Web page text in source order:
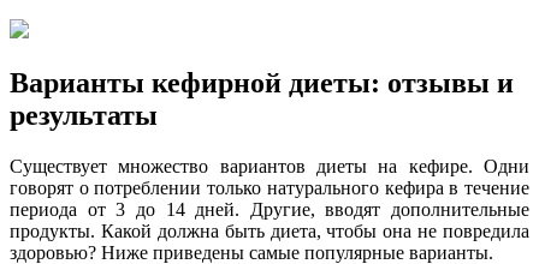
Варианты кефирной диеты: отзывы и
результаты
Существует множество вариантов диеты на кефире. Одни
говорят о потреблении только натурального кефира в течение
периода от 3 до 14 дней. Другие, вводят дополнительные
продукты. Какой должна быть диета, чтобы она не повредила
здоровью? Ниже приведены самые популярные варианты.